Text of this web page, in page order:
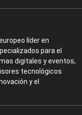
líder en
para el
digitales y eventos,
tecnológicos
y el